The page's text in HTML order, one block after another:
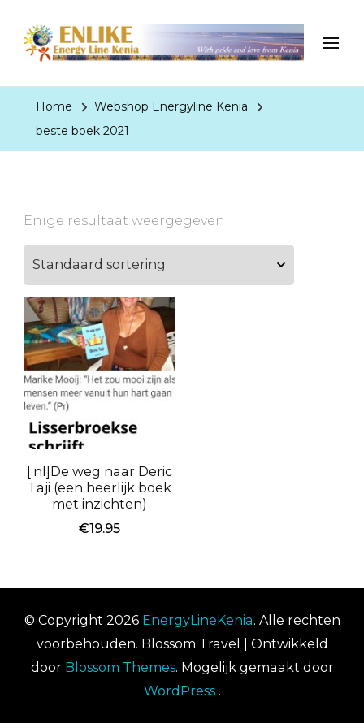
EnergyLineKenia
With pride and love from Kenia
Home
Webshop Energyline Kenia
beste boek 2021
Enige resultaat weergegeven
[:nl]De weg naar Deric
Taji (een heerlijk boek
met inzichten)
€19.95
© Copyright 2026 EnergyLineKenia. Alle rechten
voorbehouden. Blossom Travel | Ontwikkeld
door Blossom Themes. Mogelijk gemaakt door
WordPress.